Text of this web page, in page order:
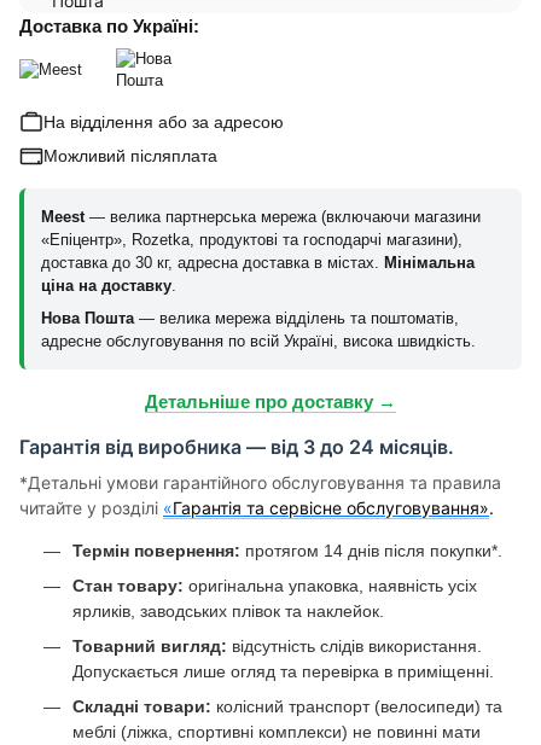
Доставка по Україні:
На відділення або за адресою
Можливий післяплата
Meest — велика партнерська мережа (включаючи магазини
«Епіцентр», Rozetka, продуктові та господарчі магазини),
доставка до 30 кг, адресна доставка в містах. Мінімальна
ціна на доставку
Нова Пошта — велика мережа відділень та поштоматів,
адресне обслуговування по всій Україні, висока швидкість.
Детальніше про доставку →
Гарантія від виробника — від 3 до 24 місяців.
*Детальні умови гарантійного обслуговування та правила
читайте у розділі «Гарантія та сервісне обслуговування».
Термін повернення: протягом 14 днів після покупки*.
Стан товару: оригінальна упаковка, наявність усіх
ярликів, заводських плівок та наклейок.
Товарний вигляд: відсутність слідів використання.
Допускається лише огляд та перевірка в приміщенні.
Складні товари: колісний транспорт (велосипеди) та
меблі (ліжка, спортивні комплекси) не повинні мати